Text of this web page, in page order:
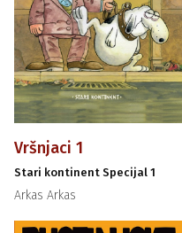
Vršnjaci 1
Stari kontinent Specijal 1
Arkas Arkas